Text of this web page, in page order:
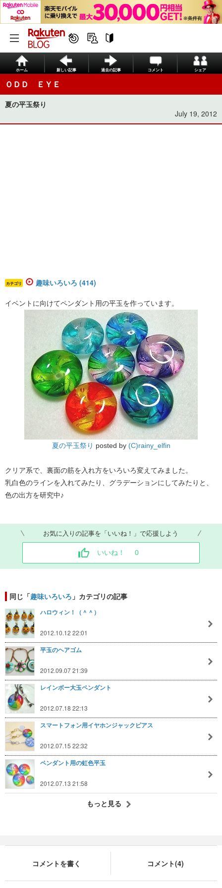
ホーム 新しい記事 過去の記事 コメント シェア
ＯＤＤ ＥＹＥ
夏の平玉祭り
July 19, 2012
カテゴリ 趣味いろいろ (414)
イベントに向けてペンダント用の平玉を作っています。
夏の平玉祭り posted by (C)rainy_elfin
クリア系で、裏面の筋を入れ方をいろいろ変えてみました。
乳白色のラインを入れてみたり、グラデーションにしてみたりと、
色の出方を研究中♪
お気に入りの記事を「いいね！」で応援しよう
いいね！ 0
同じ「趣味いろいろ 」カテゴリの記事
ハロウィン！（＾＾）
2012.10.12 22:01
平玉のヘアゴム
2012.09.07 21:39
レインボー大玉ペンダント
2012.07.18 22:13
スマートフォン用イヤホンジャックピアス
2012.07.15 22:32
ペンダント用の虹色平玉
2012.07.13 21:58
もっと見る
コメントを書く コメント(4)